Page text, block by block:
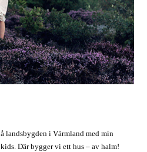
landsbygden i Värmland med min
Där bygger vi ett hus – av halm!